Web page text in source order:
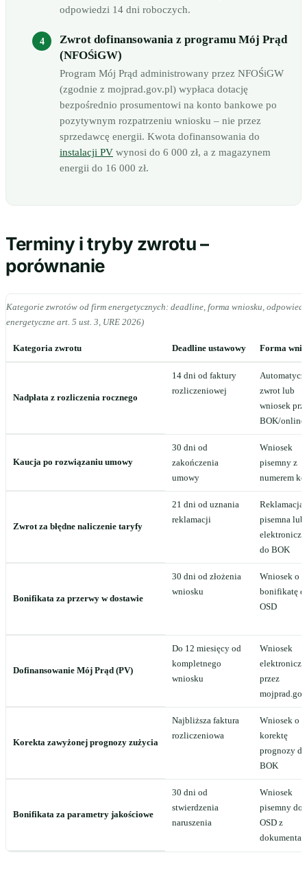
odpowiedzi 14 dni roboczych.
Zwrot dofinansowania z programu Mój Prąd
(NFOŚiGW)
Program Mój Prąd administrowany przez NFOŚiGW
(zgodnie z mojprad.gov.pl) wypłaca dotację
bezpośrednio prosumentowi na konto bankowe po
pozytywnym rozpatrzeniu wniosku – nie przez
sprzedawcę energii. Kwota dofinansowania do
instalacji PV wynosi do 6 000 zł, a z magazynem
energii do 16 000 zł.
Terminy i tryby zwrotu –
porównanie
Kategorie zwrotów od firm energetycznych: deadline, forma wniosku,
energetyczne art. 5 ust. 3, URE 2026)
Kategoria zwrotu Deadline ustawowy Forma
Nadpłata z rozliczenia rocznego
14 dni od faktury
rozliczeniowej
zwrot lub
wniosek
BOK/online
Kaucja po rozwiązaniu umowy
30 dni od
zakończenia
umowy
Wniosek
pisemny z
numerem
Zwrot za błędne naliczenie taryfy
21 dni od uznania
reklamacji
Reklamacja
pisemna lub
do BOK
Bonifikata za przerwy w dostawie
30 dni od złożenia
wniosku
Wniosek o
bonifikatę
OSD
Dofinansowanie Mój Prąd (PV)
Do 12 miesięcy od
kompletnego
wniosku
Wniosek
przez
Korekta zawyżonej prognozy zużycia
Najbliższa faktura
rozliczeniowa
Wniosek o
korektę
prognozy do
BOK
Bonifikata za parametry jakościowe
30 dni od
stwierdzenia
naruszenia
Wniosek
pisemny do
OSD z